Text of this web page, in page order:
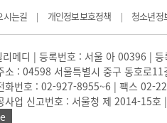
시는길 | 개인정보보호정책 | 청소년정
리메디 | 등록번호 : 서울 아 00396 |
소 : 04598 서울특별시 중구 동호로
화번호 : 02-927-8955~6 | 팩스 02-
사업 신고번호 : 서울청 제 2014-